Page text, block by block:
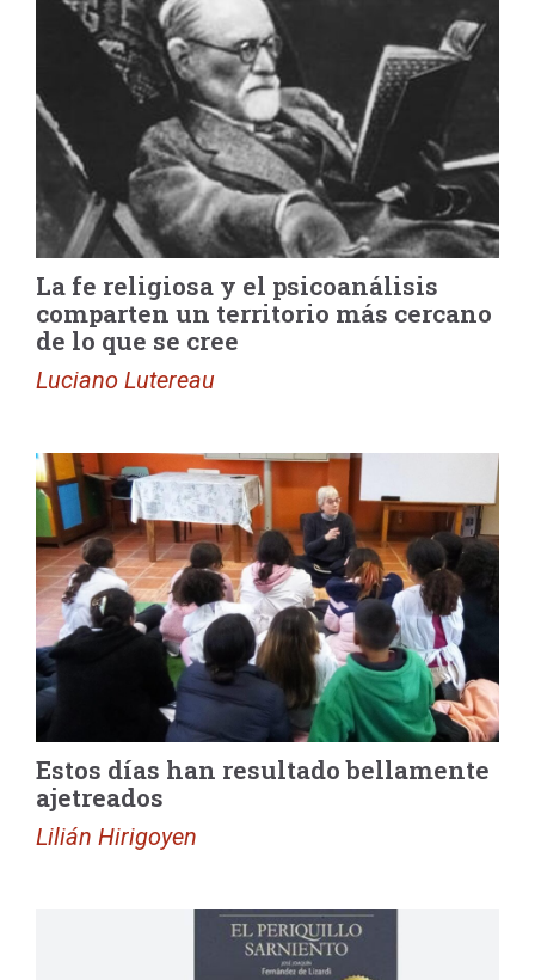
La fe religiosa y el psicoanálisis
comparten un territorio más cercano
de lo que se cree
Luciano Lutereau
Estos días han resultado bellamente
ajetreados
Lilián Hirigoyen